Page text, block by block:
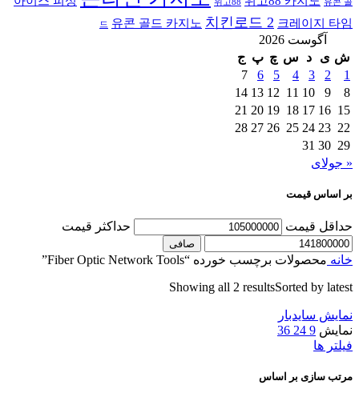
위고88 유콘 골
드 유콘 골드 카지노 치킨로드 2 크레이지 타임
آگوست 2026
ش ی د س چ پ ج
1
2
3
4
5
6
7
8
9
10
11
12
13
14
15
16
17
18
19
20
21
22
23
24
25
26
27
28
29
30
31
« جولای
بر اساس قیمت
حداقل قیمت حداكثر قيمت
صافی
خانه محصولات برچسب خورده “Fiber Optic Network Tools”
Showing all 2 resultsSorted by latest
نمایش سایدبار
نمایش 9
24
36
فیلتر ها
مرتب سازی بر اساس